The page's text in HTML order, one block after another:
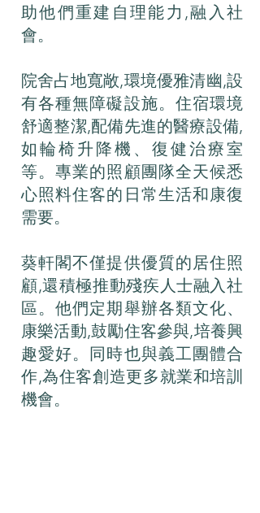
助他們重建自理能力,融入社
會。
院舍占地寬敞,環境優雅清幽,設
有各種無障礙設施。住宿環境
舒適整潔,配備先進的醫療設備,
如輪椅升降機、復健治療室
等。專業的照顧團隊全天候悉
心照料住客的日常生活和康復
需要。
葵軒閣不僅提供優質的居住照
顧,還積極推動殘疾人士融入社
區。他們定期舉辦各類文化、
康樂活動,鼓勵住客參與,培養興
趣愛好。同時也與義工團體合
作,為住客創造更多就業和培訓
機會。